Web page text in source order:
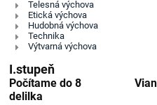
Telesná výchova
Etická výchova
Hudobná výchova
Technika
Výtvarná výchova
I.stupeň
Počítame do 8
delilka